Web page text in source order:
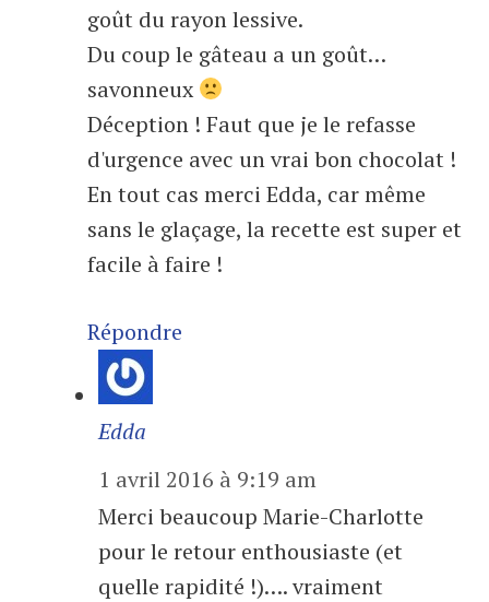
goût du rayon lessive.
Du coup le gâteau a un goût…
savonneux
Déception ! Faut que je le refasse
d'urgence avec un vrai bon chocolat !
En tout cas merci Edda, car même
sans le glaçage, la recette est super et
facile à faire !
Répondre
Edda
1 avril 2016 à 9:19 am
Merci beaucoup Marie-Charlotte
pour le retour enthousiaste (et
quelle rapidité !)…. vraiment